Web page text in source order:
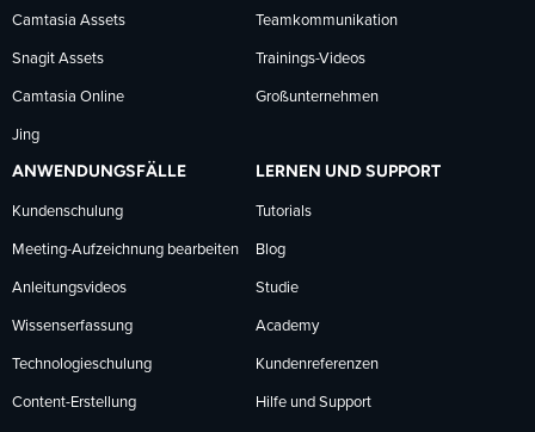
Camtasia Assets
Snagit Assets
Camtasia Online
Jing
Teamkommunikation
Trainings-Videos
Großunternehmen
ANWENDUNGSFÄLLE
Kundenschulung
Meeting-Aufzeichnung bearbeiten
Anleitungsvideos
Wissenserfassung
Technologieschulung
Content-Erstellung
LERNEN UND SUPPORT
Tutorials
Blog
Studie
Academy
Kundenreferenzen
Hilfe und Support